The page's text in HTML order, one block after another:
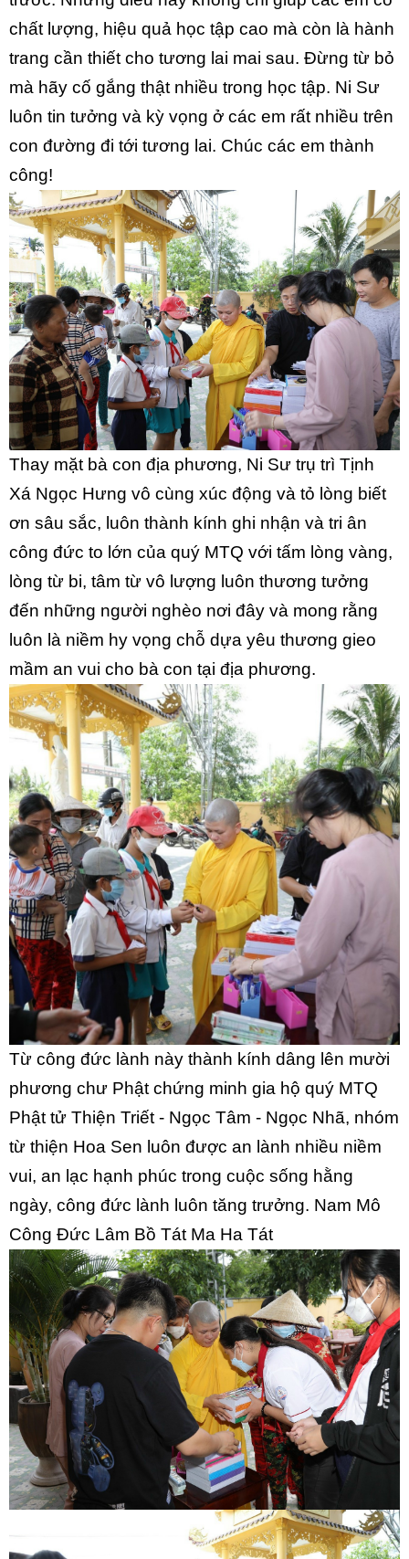
chất lượng, hiệu quả học tập cao mà còn là hành
trang cần thiết cho tương lai mai sau. Đừng từ bỏ
mà hãy cố gắng thật nhiều trong học tập. Ni Sư
luôn tin tưởng và kỳ vọng ở các em rất nhiều trên
con đường đi tới tương lai. Chúc các em thành
công!
Thay mặt bà con địa phương, Ni Sư trụ trì Tịnh
Xá Ngọc Hưng vô cùng xúc động và tỏ lòng biết
ơn sâu sắc, luôn thành kính ghi nhận và tri ân
công đức to lớn của quý MTQ với tấm lòng vàng,
lòng từ bi, tâm từ vô lượng luôn thương tưởng
đến những người nghèo nơi đây và mong rằng
luôn là niềm hy vọng chỗ dựa yêu thương gieo
mầm an vui cho bà con tại địa phương.
Từ công đức lành này thành kính dâng lên mười
phương chư Phật chứng minh gia hộ quý MTQ
Phật tử Thiện Triết - Ngọc Tâm - Ngọc Nhã, nhóm
từ thiện Hoa Sen luôn được an lành nhiều niềm
vui, an lạc hạnh phúc trong cuộc sống hằng
ngày, công đức lành luôn tăng trưởng. Nam Mô
Công Đức Lâm Bồ Tát Ma Ha Tát